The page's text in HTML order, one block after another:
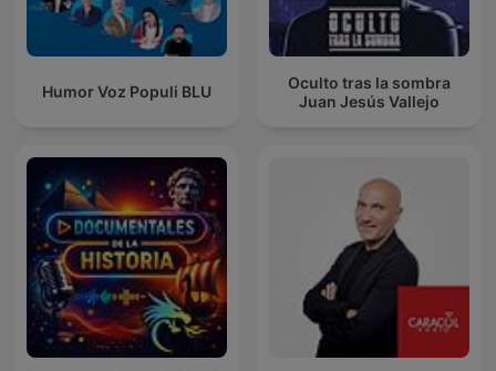
Humor Voz Populi BLU
Oculto tras la sombra
Juan Jesús Vallejo